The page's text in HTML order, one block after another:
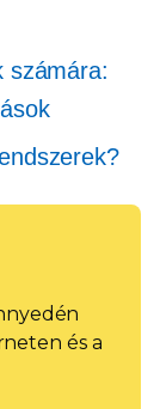
számára:
és a